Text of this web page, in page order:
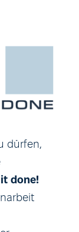
dürfen,
it done!